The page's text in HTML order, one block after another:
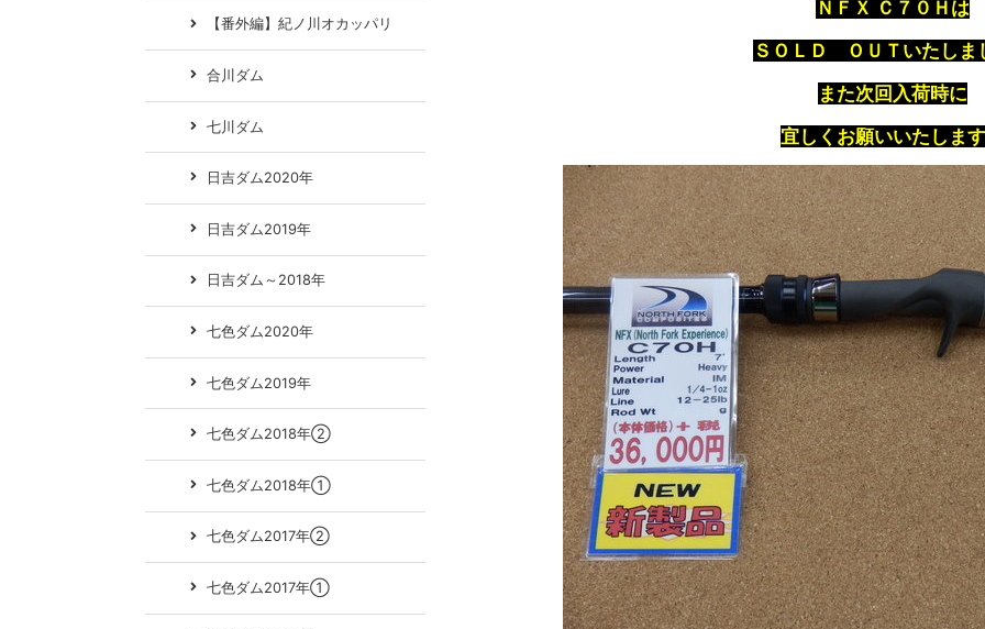
ＮＦＸ Ｃ７０Ｈは
ＳＯＬＤ ＯＵＴいたしま
また次回入荷時に
宜しくお願いいたしま
【番外編】紀ノ川オカッパリ
合川ダム
七川ダム
日吉ダム2020年
日吉ダム2019年
日吉ダム～2018年
七色ダム2020年
七色ダム2019年
七色ダム2018年②
七色ダム2018年①
七色ダム2017年②
七色ダム2017年①